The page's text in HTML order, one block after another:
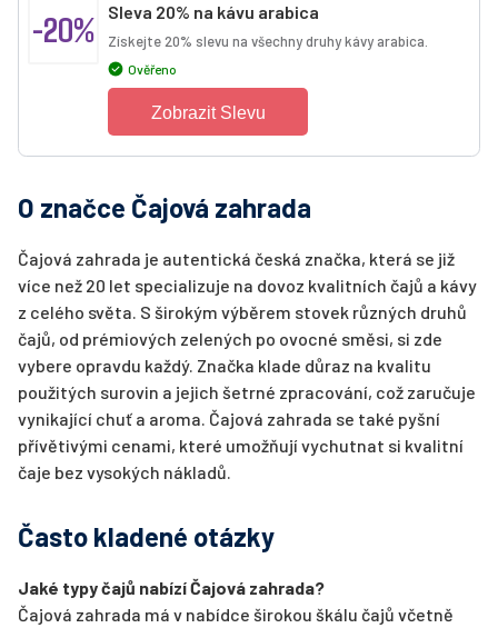
-20% Sleva 20% na kávu arabica
Získejte 20% slevu na všechny druhy kávy arabica.
Ověřeno
Zobrazit Slevu
O značce Čajová zahrada
Čajová zahrada je autentická česká značka, která se již
více než 20 let specializuje na dovoz kvalitních čajů a kávy
z celého světa. S širokým výběrem stovek různých druhů
čajů, od prémiových zelených po ovocné směsi, si zde
vybere opravdu každý. Značka klade důraz na kvalitu
použitých surovin a jejich šetrné zpracování, což zaručuje
vynikající chuť a aroma. Čajová zahrada se také pyšní
přívětivými cenami, které umožňují vychutnat si kvalitní
čaje bez vysokých nákladů.
Často kladené otázky
Jaké typy čajů nabízí Čajová zahrada?
Čajová zahrada má v nabídce širokou škálu čajů včetně